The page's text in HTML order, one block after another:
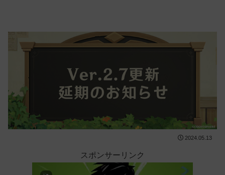
2024.05.13
スポンサーリンク